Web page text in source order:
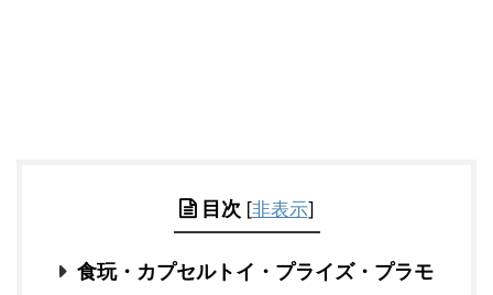
目次 [非表示]
食玩・カプセルトイ・プライズ・プラモ